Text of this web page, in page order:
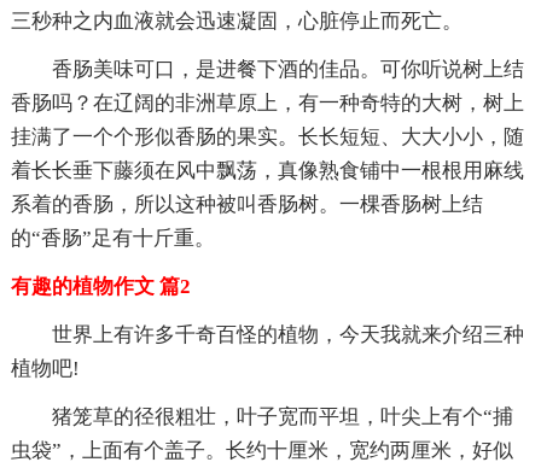
三秒种之内血液就会迅速凝固，心脏停止而死亡。
香肠美味可口，是进餐下酒的佳品。可你听说树上结
香肠吗？在辽阔的非洲草原上，有一种奇特的大树，树上
挂满了一个个形似香肠的果实。长长短短、大大小小，随
着长长垂下藤须在风中飘荡，真像熟食铺中一根根用麻线
系着的香肠，所以这种被叫香肠树。一棵香肠树上结
的“香肠”足有十斤重。
有趣的植物作文 篇2
世界上有许多千奇百怪的植物，今天我就来介绍三种
植物吧!
猪笼草的径很粗壮，叶子宽而平坦，叶尖上有个“捕
虫袋”，上面有个盖子。长约十厘米，宽约两厘米，好似